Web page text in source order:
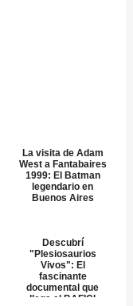
La visita de Adam
West a Fantabaires
1999: El Batman
legendario en
Buenos Aires
Descubrí
"Plesiosaurios
Vivos": El
fascinante
documental que
llega al BAFICI